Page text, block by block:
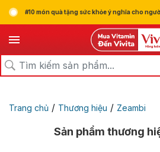
#10 món quà tặng sức khỏe ý nghĩa cho
Trang chủ / Thương hiệu / Zeambi
Sản phẩm thương